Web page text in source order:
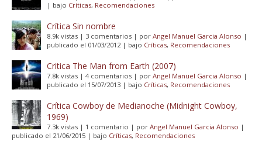
| bajo Críticas, Recomendaciones
Crítica Sin nombre
8.9k vistas | 3 comentarios | por Angel Manuel Garcia Alonso |
publicado el 01/03/2012| bajo Críticas, Recomendaciones
Critica The Man from Earth (2007)
7.8k vistas | 4 comentarios | por Angel Manuel Garcia Alonso |
publicado el 15/07/2013 | bajo Críticas, Recomendaciones
Crítica Cowboy de Medianoche (Midnight Cowboy,
1969)
7.3k vistas | 1 comentario | por Angel Manuel Garcia Alonso |
publicado el 21/06/2015 | bajo Críticas, Recomendaciones